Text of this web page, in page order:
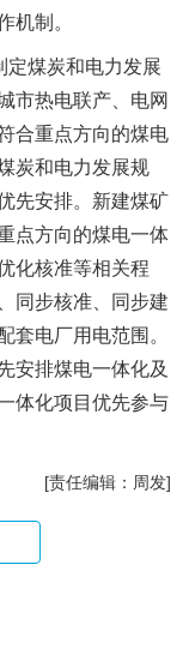
机制。
定煤炭和电力发展
市热电联产、电网
合重点方向的煤电
炭和电力发展规
先安排。新建煤矿
点方向的煤电一体
化核准等相关程
同步核准、同步建
套电厂用电范围。
安排煤电一体化及
体化项目优先参与
[责任编辑：周发]